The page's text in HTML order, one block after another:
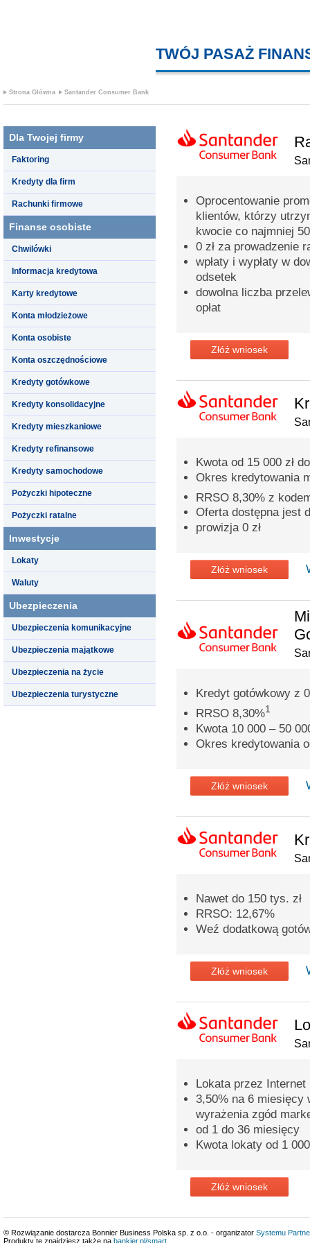
TWÓJ PASAŻ
Strona Główna Santander Consumer Bank
Dla Twojej firmy
Faktoring
Kredyty dla firm
Rachunki firmowe
Finanse osobiste
Chwilówki
Informacja kredytowa
Karty kredytowe
Konta młodzieżowe
Konta osobiste
Konta oszczędnościowe
Kredyty gotówkowe
Kredyty konsolidacyjne
Kredyty mieszkaniowe
Kredyty refinansowe
Kredyty samochodowe
Pożyczki hipoteczne
Pożyczki ratalne
Inwestycje
Lokaty
Waluty
Ubezpieczenia
Ubezpieczenia komunikacyjne
Ubezpieczenia majątkowe
Ubezpieczenia na życie
Ubezpieczenia turystyczne
Oprocentowanie
klientów, którzy
kwocie co najmniej
0 zł za prowadzenie
wpłaty i wypłaty w
odsetek
dowolna liczba
opłat
Złóż wniosek
Kwota od 15 000 zł
Okres kredytowania
RRSO 8,30% z
Oferta dostępna jest
prowizja 0 zł
Złóż wniosek
Kredyt gotówkowy z
RRSO 8,30%1
Kwota 10 000 – 50
Okres kredytowania
Złóż wniosek
Nawet do 150 tys. zł
RRSO: 12,67%
Weź dodatkową
Złóż wniosek
Lokata przez Internet
3,50% na 6 miesięcy
wyrażenia zgód
od 1 do 36 miesięcy
Kwota lokaty od 1
Złóż wniosek
© Rozwiązanie dostarcza Bonnier Business Polska sp. z o.o. - organizator Systemu
Produkty te znajdziesz także na bankier.pl/smart